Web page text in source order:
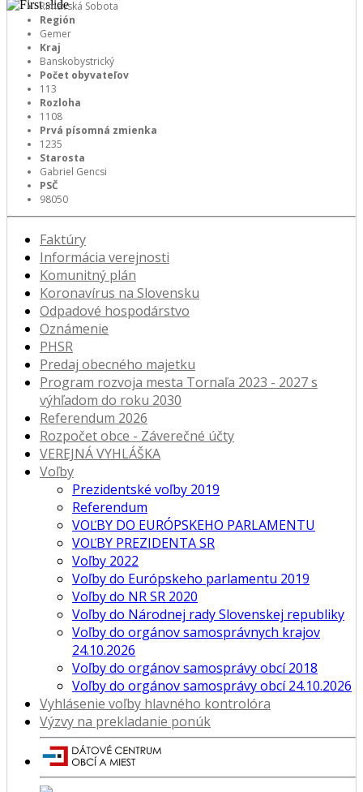
Rimavská Sobota
Región
Gemer
Kraj
Banskobystrický
Počet obyvateľov
113
Rozloha
1108
Prvá písomná zmienka
1235
Starosta
Gabriel Gencsi
PSČ
98050
Faktúry
Informácia verejnosti
Komunitný plán
Koronavírus na Slovensku
Odpadové hospodárstvo
Oznámenie
PHSR
Predaj obecného majetku
Program rozvoja mesta Tornaľa 2023 - 2027 s
výhľadom do roku 2030
Referendum 2026
Rozpočet obce - Záverečné účty
VEREJNÁ VYHLÁŠKA
Voľby
Prezidentské voľby 2019
Referendum
VOĽBY DO EURÓPSKEHO PARLAMENTU
VOĽBY PREZIDENTA SR
Voľby 2022
Voľby do Európskeho parlamentu 2019
Voľby do NR SR 2020
Voľby do Národnej rady Slovenskej republiky
Voľby do orgánov samosprávnych krajov
24.10.2026
Voľby do orgánov samosprávy obcí 2018
Voľby do orgánov samosprávy obcí 24.10.2026
Vyhlásenie voľby hlavného kontrolóra
Výzvy na prekladanie ponúk